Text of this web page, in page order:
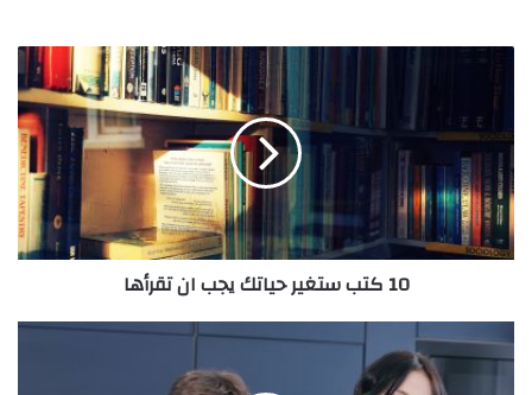
10 كتب ستغير حياتك يجب ان تقرأها